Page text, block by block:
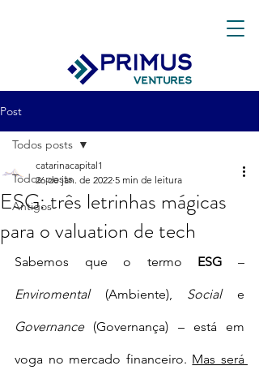
Post
Todos posts
Antigos
Todos posts
ESG: três letrinhas mágicas
para o valuation de tech
catarinacapital1
26 de jan. de 2022 5 min de leitura
Sabemos que o termo ESG
Enviromental (Ambiente), Social
Governance (Governança) – está em
voga no mercado financeiro. Mas será